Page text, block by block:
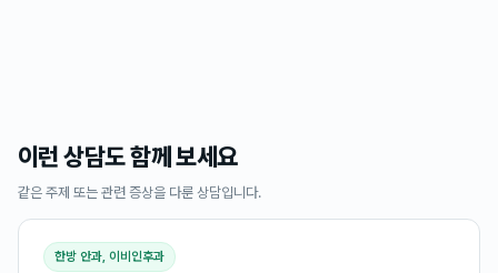
이런 상담도 함께 보세요
같은 주제 또는 관련 증상을 다룬 상담입니다.
한방 안과, 이비인후과